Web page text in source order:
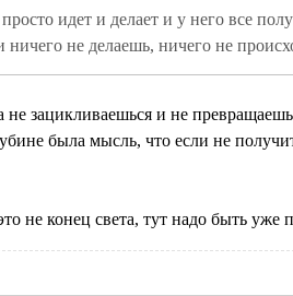
идет и делает и у него все
не делаешь, ничего не
зацикливаешься и не
была мысль, что если не
не конец света, тут надо быть уже